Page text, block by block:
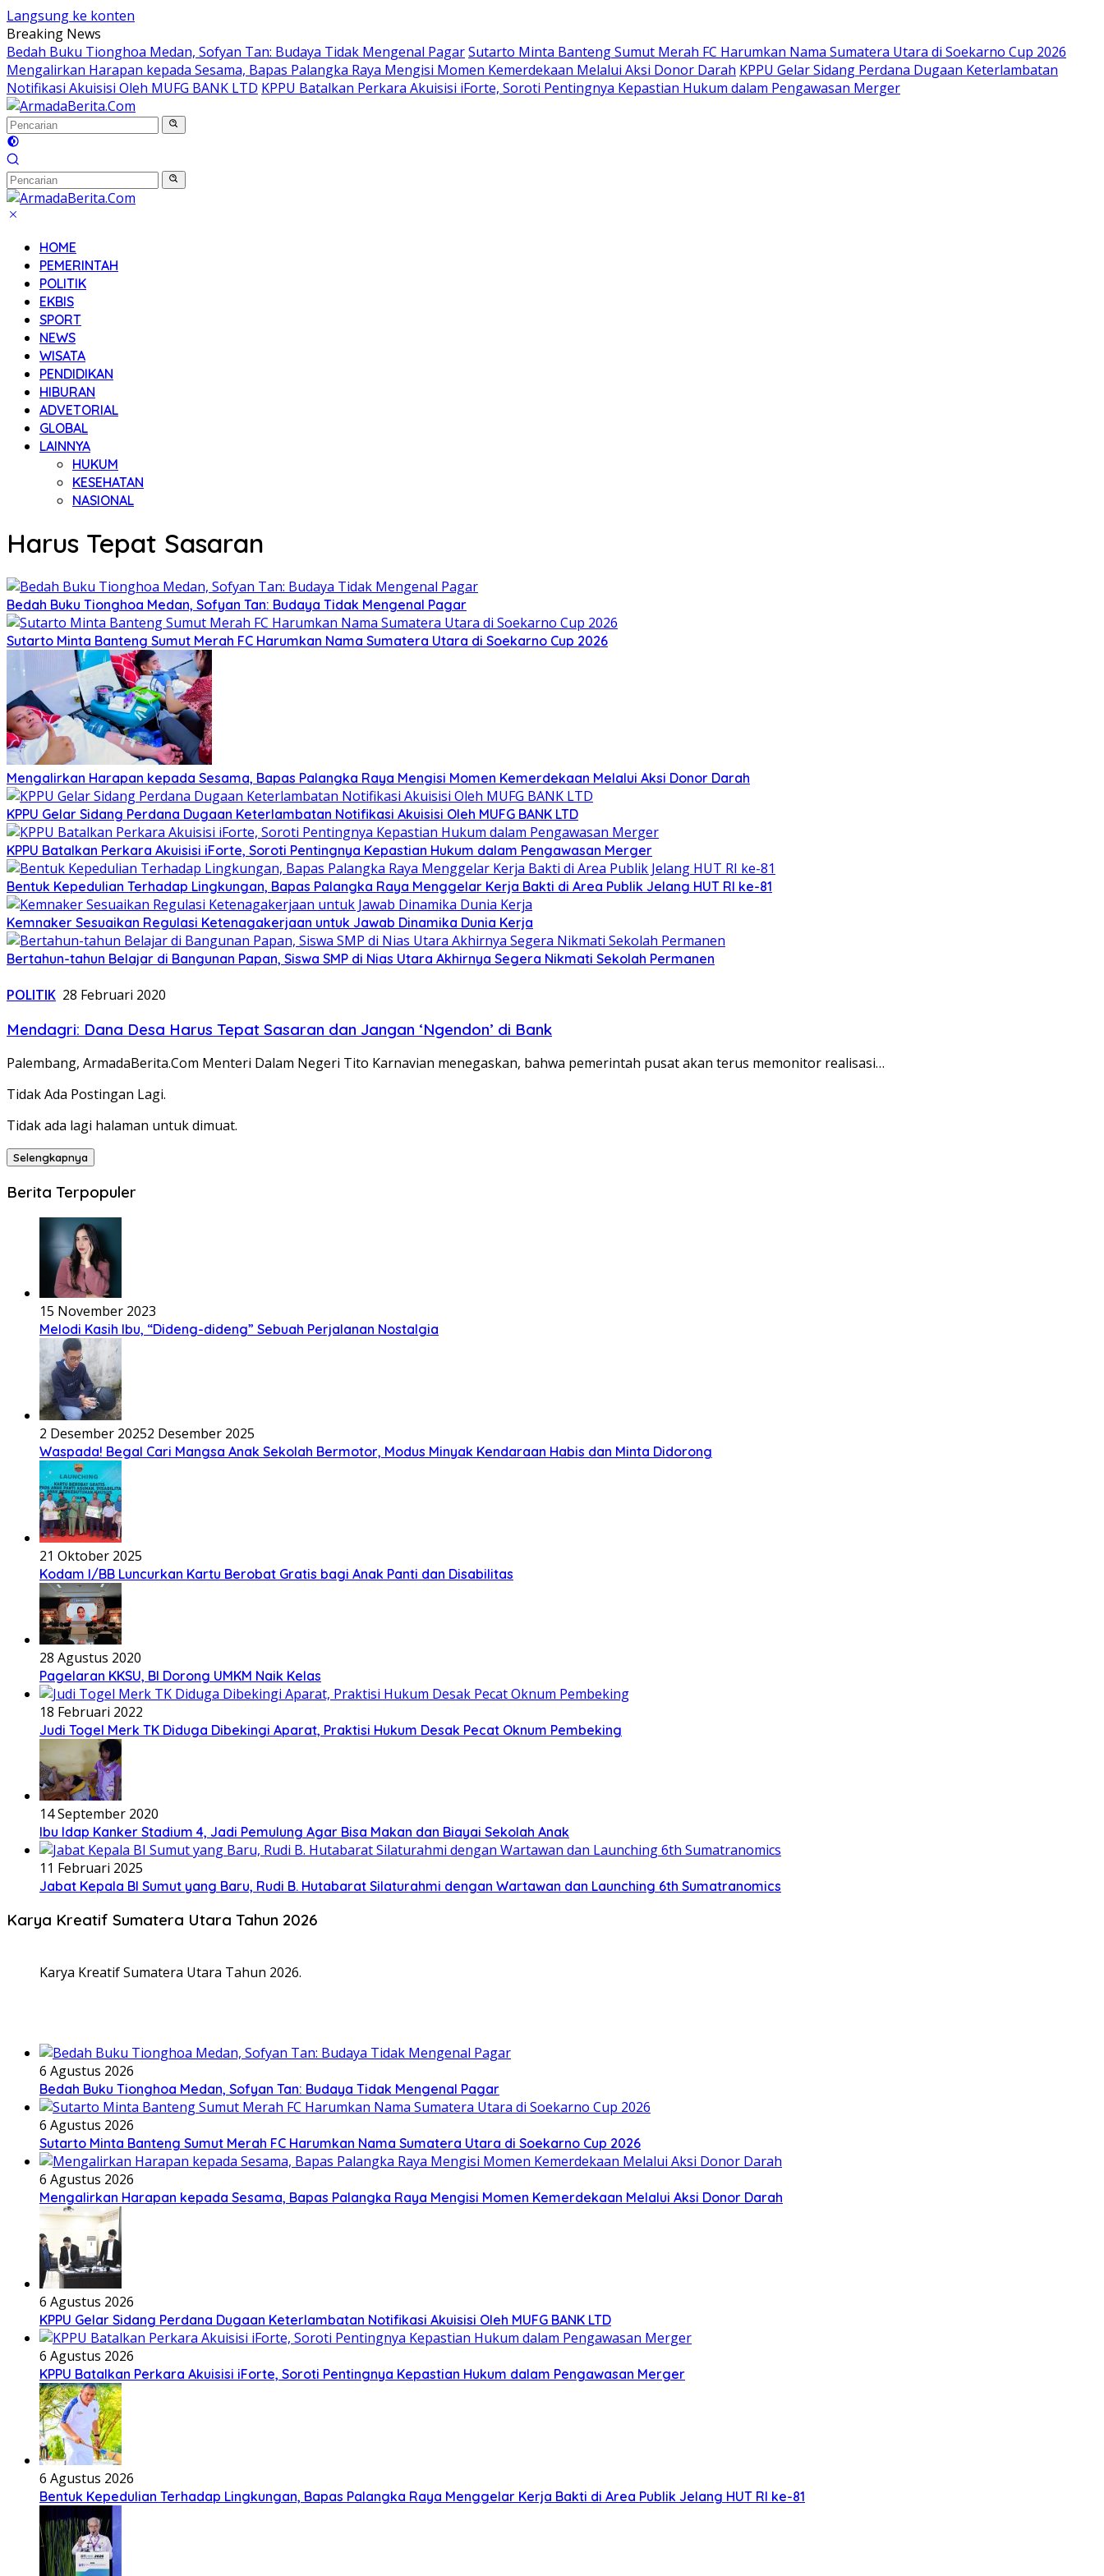
Langsung ke konten
Breaking News
Bedah Buku Tionghoa Medan, Sofyan Tan: Budaya Tidak Mengenal PagarSutarto Minta Banteng Sumut Merah FC Harumkan Nama Sumatera Utara di Soekarno Cup 2026
Mengalirkan Harapan kepada Sesama, Bapas Palangka Raya Mengisi Momen Kemerdekaan Melalui Aksi Donor Darah KPPU Gelar Sidang Perdana Dugaan Keterlambatan
Notifikasi Akuisisi Oleh MUFG BANK LTD KPPU Batalkan Perkara Akuisisi iForte, Soroti Pentingnya Kepastian Hukum dalam Pengawasan Merger
HOME
PEMERINTAH
POLITIK
EKBIS
SPORT
NEWS
WISATA
PENDIDIKAN
HIBURAN
ADVETORIAL
GLOBAL
LAINNYA
HUKUM
KESEHATAN
NASIONAL
Harus Tepat Sasaran
Bedah Buku Tionghoa Medan, Sofyan Tan: Budaya Tidak Mengenal Pagar
Sutarto Minta Banteng Sumut Merah FC Harumkan Nama Sumatera Utara di Soekarno Cup 2026
Mengalirkan Harapan kepada Sesama, Bapas Palangka Raya Mengisi Momen Kemerdekaan Melalui Aksi Donor Darah
KPPU Gelar Sidang Perdana Dugaan Keterlambatan Notifikasi Akuisisi Oleh MUFG BANK LTD
KPPU Batalkan Perkara Akuisisi iForte, Soroti Pentingnya Kepastian Hukum dalam Pengawasan Merger
Bentuk Kepedulian Terhadap Lingkungan, Bapas Palangka Raya Menggelar Kerja Bakti di Area Publik Jelang HUT RI ke-81
Kemnaker Sesuaikan Regulasi Ketenagakerjaan untuk Jawab Dinamika Dunia Kerja
Bertahun-tahun Belajar di Bangunan Papan, Siswa SMP di Nias Utara Akhirnya Segera Nikmati Sekolah Permanen
POLITIK 28 Februari 2020
Mendagri: Dana Desa Harus Tepat Sasaran dan Jangan ‘Ngendon’ di Bank
Palembang, ArmadaBerita.Com Menteri Dalam Negeri Tito Karnavian menegaskan, bahwa pemerintah pusat akan terus memonitor realisasi…
Tidak Ada Postingan Lagi.
Tidak ada lagi halaman untuk dimuat.
Selengkapnya
Berita Terpopuler
15 November 2023
Melodi Kasih Ibu, “Dideng-dideng” Sebuah Perjalanan Nostalgia
2 Desember 20252 Desember 2025
Waspada! Begal Cari Mangsa Anak Sekolah Bermotor, Modus Minyak Kendaraan Habis dan Minta Didorong
21 Oktober 2025
Kodam I/BB Luncurkan Kartu Berobat Gratis bagi Anak Panti dan Disabilitas
28 Agustus 2020
Pagelaran KKSU, BI Dorong UMKM Naik Kelas
18 Februari 2022
Judi Togel Merk TK Diduga Dibekingi Aparat, Praktisi Hukum Desak Pecat Oknum Pembeking
14 September 2020
Ibu Idap Kanker Stadium 4, Jadi Pemulung Agar Bisa Makan dan Biayai Sekolah Anak
11 Februari 2025
Jabat Kepala BI Sumut yang Baru, Rudi B. Hutabarat Silaturahmi dengan Wartawan dan Launching 6th Sumatranomics
Karya Kreatif Sumatera Utara Tahun 2026
Karya Kreatif Sumatera Utara Tahun 2026.
6 Agustus 2026
Bedah Buku Tionghoa Medan, Sofyan Tan: Budaya Tidak Mengenal Pagar
6 Agustus 2026
Sutarto Minta Banteng Sumut Merah FC Harumkan Nama Sumatera Utara di Soekarno Cup 2026
6 Agustus 2026
Mengalirkan Harapan kepada Sesama, Bapas Palangka Raya Mengisi Momen Kemerdekaan Melalui Aksi Donor Darah
6 Agustus 2026
KPPU Gelar Sidang Perdana Dugaan Keterlambatan Notifikasi Akuisisi Oleh MUFG BANK LTD
6 Agustus 2026
KPPU Batalkan Perkara Akuisisi iForte, Soroti Pentingnya Kepastian Hukum dalam Pengawasan Merger
6 Agustus 2026
Bentuk Kepedulian Terhadap Lingkungan, Bapas Palangka Raya Menggelar Kerja Bakti di Area Publik Jelang HUT RI ke-81